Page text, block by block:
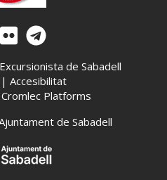
de Sabadell
| Accesibilitat
Platforms
de Sabadell